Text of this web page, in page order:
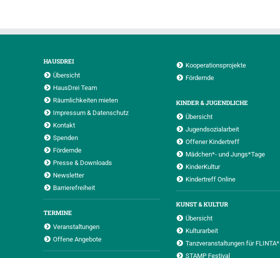
HAUSDREI
Übersicht
HausDrei Team
Räumlichkeiten mieten
Impressum & Datenschutz
Kontakt
Spenden
Fördernde
Presse & Downloads
Newsletter
Barrierefreiheit
TERMINE
Veranstaltungen
Offene Angebote
Kooperationsprojekte
Fördernde
KINDER & JUGENDLICHE
Übersicht
Jugendsozialarbeit
Offener Kindertreff
Mädchen*- und Jungs*Tage
KinderKultur
Kindertreff Online
KUNST & KULTUR
Übersicht
Kulturarbeit
Tanzveranstaltungen für FLINTA*
STAMP Festival